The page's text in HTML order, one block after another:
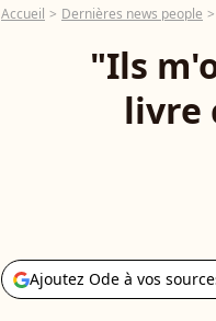
Accueil Dernières news people
"Ils
livre
Ajoutez Ode à vos